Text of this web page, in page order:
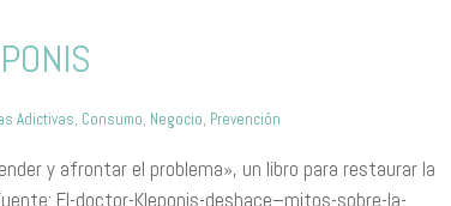
Adictivas, Consumo, Negocio, Prevención
y afrontar el problema», un libro para restaurar la
El-doctor-Kleponis-deshace–mitos-sobre-la-